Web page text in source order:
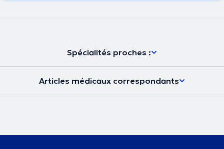
Spécialités proches :
Articles médicaux correspondants